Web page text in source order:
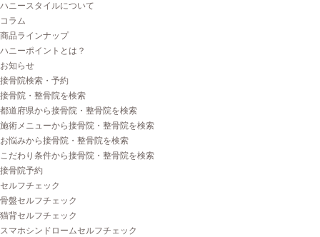
ハニースタイルについて
コラム
商品ラインナップ
ハニーポイントとは？
お知らせ
接骨院検索・予約
接骨院・整骨院を検索
都道府県から接骨院・整骨院を検索
施術メニューから接骨院・整骨院を検索
お悩みから接骨院・整骨院を検索
こだわり条件から接骨院・整骨院を検索
接骨院予約
セルフチェック
骨盤セルフチェック
猫背セルフチェック
スマホシンドロームセルフチェック